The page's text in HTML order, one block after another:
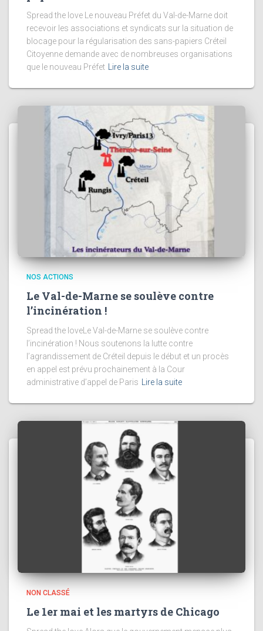
Spread the love Le nouveau Préfet du Val-de-Marne doit
recevoir les associations et syndicats sur la situation de
blocage pour la régularisation des sans-papiers Créteil
Citoyenne demande avec de nombreuses organisations
que le nouveau Préfet
Lire la suite
NOS ACTIONS
Le Val-de-Marne se soulève contre
l’incinération !
Spread the loveLe Val-de-Marne se soulève contre
l’incinération ! Nous soutenons la lutte contre
l’agrandissement de Créteil depuis le début et un procès
en appel est prévu prochainement à la Cour
administrative d’appel de Paris Lire la suite
NON CLASSÉ
Le 1er mai et les martyrs de Chicago